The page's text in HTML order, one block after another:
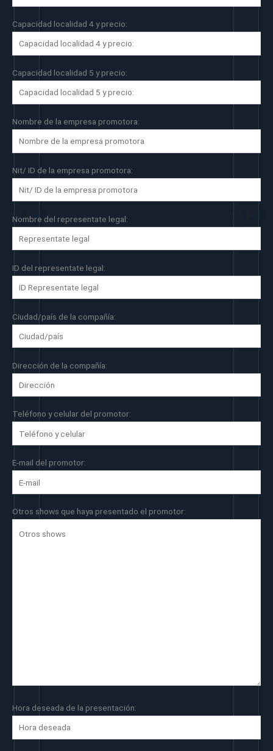
Capacidad localidad 4 y precio:
Capacidad localidad 5 y precio:
Nombre de la empresa promotora:
Nit/ ID de la empresa promotora:
Nombre del representate legal:
ID del representate legal:
Ciudad/país de la compañía:
Dirección de la compañía:
Teléfono y celular del promotor:
E-mail del promotor:
Otros shows que haya presentado el promotor:
Hora deseada de la presentación: